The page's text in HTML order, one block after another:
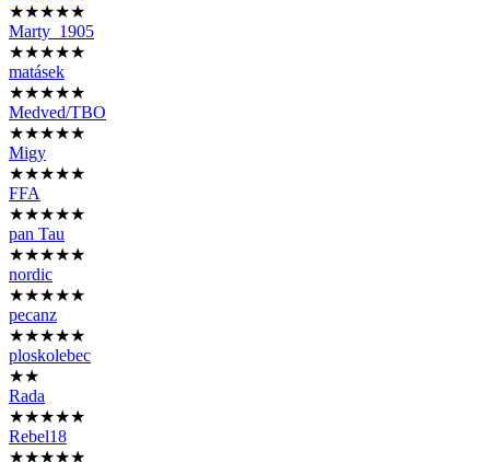
★★★★★
Marty_1905
★★★★★
matásek
★★★★★
Medved/TBO
★★★★★
Migy
★★★★★
FFA
★★★★★
pan Tau
★★★★★
nordic
★★★★★
pecanz
★★★★★
ploskolebec
★★
Rada
★★★★★
Rebel18
★★★★★